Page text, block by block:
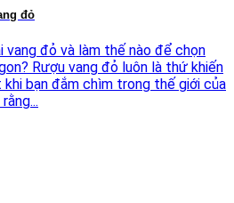
đỏ
đỏ và làm thế nào để chọn
Rượu vang đỏ luôn là thứ khiến
bạn đắm chìm trong thế giới của